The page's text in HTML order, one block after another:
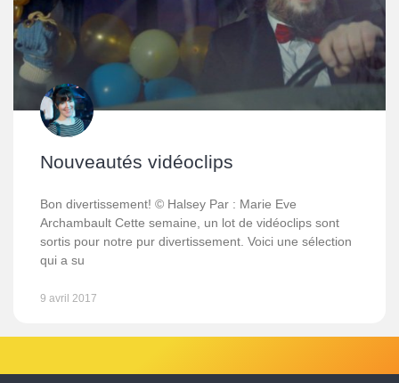
Nouveautés vidéoclips
Bon divertissement! © Halsey Par : Marie Eve
Archambault Cette semaine, un lot de vidéoclips sont
sortis pour notre pur divertissement. Voici une sélection
qui a su
9 avril 2017